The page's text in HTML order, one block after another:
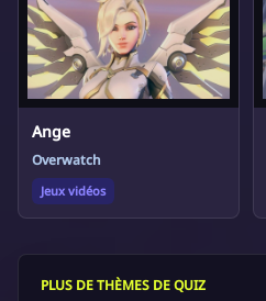
Ange
Overwatch
Jeux vidéos
PLUS DE THÈMES DE QUIZ